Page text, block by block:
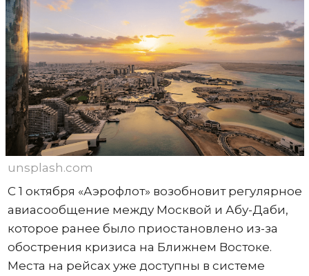
unsplash.com
С 1 октября «Аэрофлот» возобновит регулярное
авиасообщение между Москвой и Абу-Даби,
которое ранее было приостановлено из-за
обострения кризиса на Ближнем Востоке.
Места на рейсах уже доступны в системе